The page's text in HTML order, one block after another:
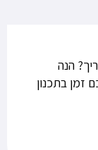
הנה
זמן בתכנון